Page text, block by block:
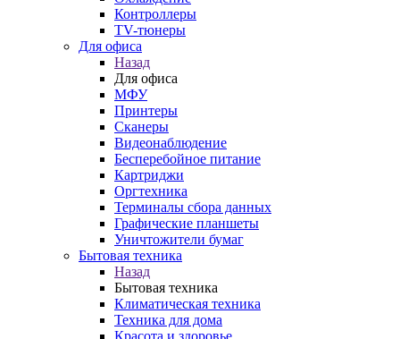
Контроллеры
TV-тюнеры
Для офиса
Назад
Для офиса
МФУ
Принтеры
Сканеры
Видеонаблюдение
Бесперебойное питание
Картриджи
Оргтехника
Терминалы сбора данных
Графические планшеты
Уничтожители бумаг
Бытовая техника
Назад
Бытовая техника
Климатическая техника
Техника для дома
Красота и здоровье